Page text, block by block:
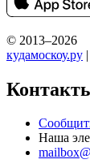
© 2013–2026
кудамоскоу.ру
Наша